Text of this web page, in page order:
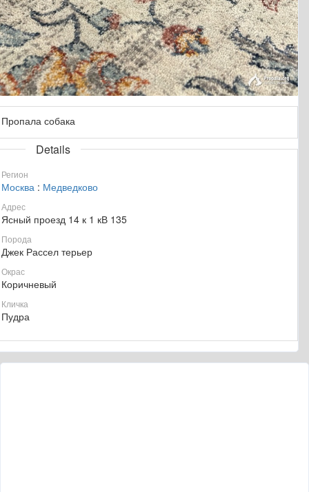
Пропала собака
Details
Регион
Москва : Медведково
Адрес
Ясный проезд 14 к 1 кВ 135
Порода
Джек Рассел терьер
Окрас
Коричневый
Кличка
Пудра